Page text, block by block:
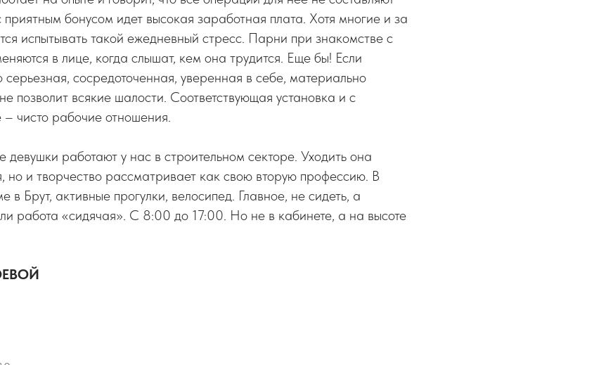
бонусом идет высокая заработная плата. Хотя многие и за
испытывать такой ежедневный стресс. Парни при знакомстве с
в лице, когда слышат, кем она трудится. Еще бы! Если
серьезная, сосредоточенная, уверенная в себе, материально
позволит всякие шалости. Соответствующая установка и с
– чисто рабочие отношения.
девушки работают у нас в строительном секторе. Уходить она
но и творчество рассматривает как свою вторую профессию. В
Брут, активные прогулки, велосипед. Главное, не сидеть, а
работа «сидячая». С 8:00 до 17:00. Но не в кабинете, а на высоте